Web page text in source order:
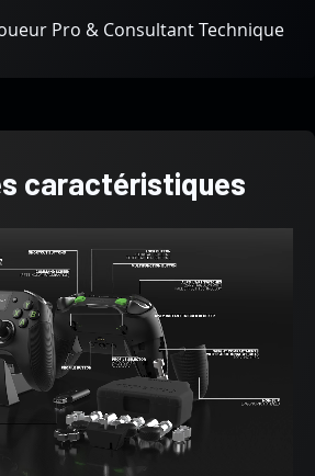
Pro & Consultant Technique
caractéristiques